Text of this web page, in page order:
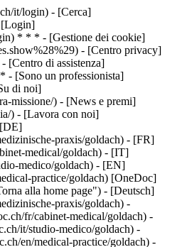
it/login) - [Cerca]
[Login]
* * * - [Gestione dei cookie]
- [Centro privacy]
[Centro di assistenza]
- [Sono un professionista]
di noi]
missione/) - [News e premi]
) - [Lavora con noi]
praxis/goldach) - [FR]
medical/goldach) - [IT]
medico/goldach) - [EN]
practice/goldach) [OneDoc]
alla home page") - [Deutsch]
praxis/goldach) -
fr/cabinet-medical/goldach) -
it/studio-medico/goldach) -
en/medical-practice/goldach) -